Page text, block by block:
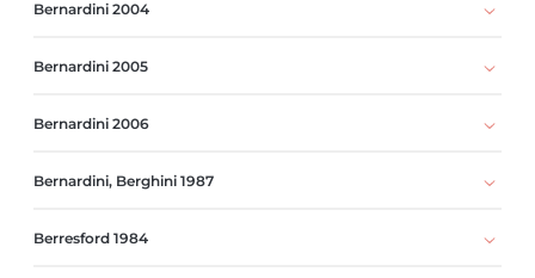
Bernardini 2004
Bernardini 2005
Bernardini 2006
Bernardini, Berghini 1987
Berresford 1984